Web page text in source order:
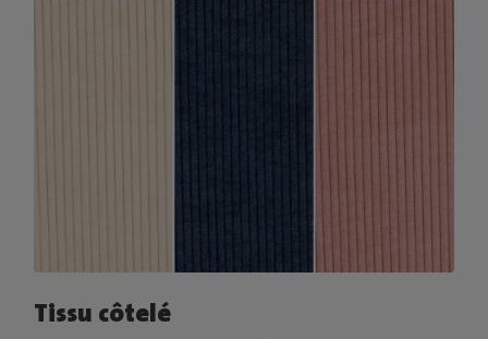
Tissu côtelé